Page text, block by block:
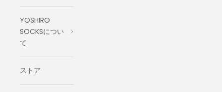
YOSHIRO
SOCKSについ
て
ストア